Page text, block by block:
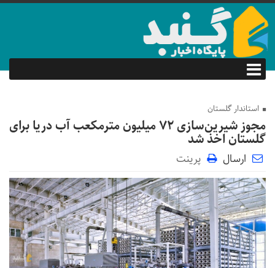
استاندار گلستان
مجوز شیرین‌سازی ۷۲ میلیون مترمکعب آب دریا برای
گلستان اخذ شد
ارسال پرینت